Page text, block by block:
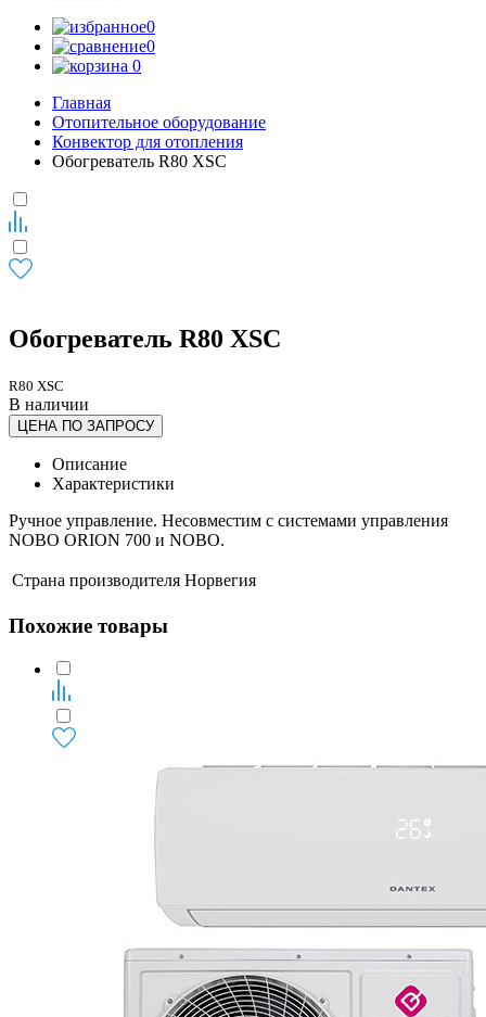
0
0
0
Главная
Отопительное оборудование
Конвектор для отопления
Обогреватель R80 XSC
Обогреватель R80 XSC
R80 XSC
В наличии
ЦЕНА ПО ЗАПРОСУ
Описание
Характеристики
Ручное управление. Несовместим с системами управления
NOBO ORION 700 и NOBO.
Страна производителя Норвегия
Похожие товары